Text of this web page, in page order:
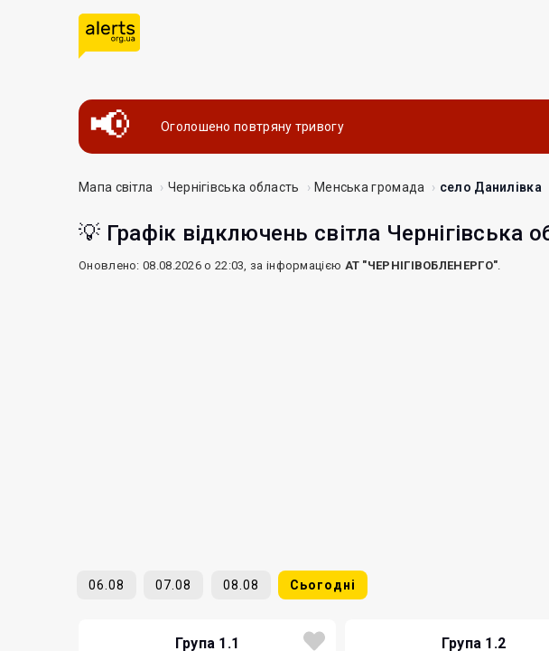
Оголошено повтряну тривогу
Мапа світла Чернігівська область Менська громада село Данилівка
💡 Графік відключень світла Чернігівська
Оновлено: 08.08.2026 о 22:03, за інформацією АТ "ЧЕРНІГІВОБЛЕНЕРГО".
06.08 07.08 08.08 Сьогодні
Група 1.1 Група 1.2